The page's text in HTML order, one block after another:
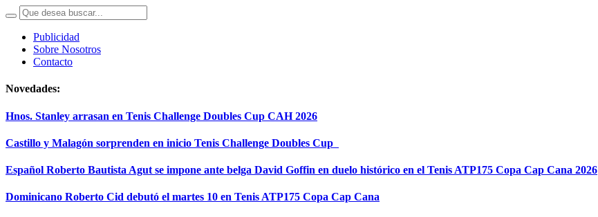
Publicidad
Sobre Nosotros
Contacto
Novedades:
Hnos. Stanley arrasan en Tenis Challenge Doubles Cup CAH 2026
Castillo y Malagón sorprenden en inicio Tenis Challenge Doubles Cup
Español Roberto Bautista Agut se impone ante belga David Goffin en duelo histórico en el Tenis ATP175 Copa Cap Cana 2026
Dominicano Roberto Cid debutó el martes 10 en Tenis ATP175 Copa Cap Cana